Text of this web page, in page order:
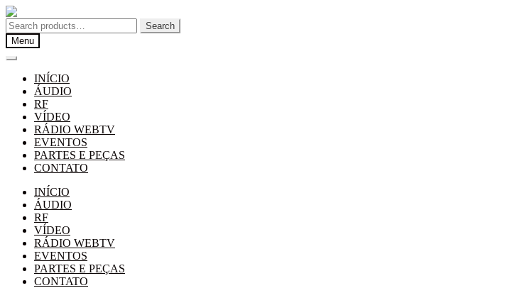
Pular
para
navegação
Pular
para
o
conteúdo
Search
for:
Search
Menu
INÍCIO
ÁUDIO
RF
VÍDEO
RÁDIO WEBTV
EVENTOS
PARTES E PEÇAS
CONTATO
INÍCIO
ÁUDIO
RF
VÍDEO
RÁDIO WEBTV
EVENTOS
PARTES E PEÇAS
CONTATO